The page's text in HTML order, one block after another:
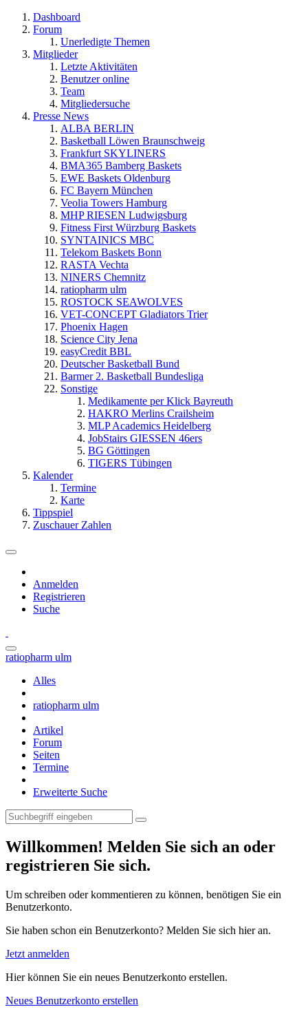
Dashboard
Forum
Unerledigte Themen
Mitglieder
Letzte Aktivitäten
Benutzer online
Team
Mitgliedersuche
Presse News
ALBA BERLIN
Basketball Löwen Braunschweig
Frankfurt SKYLINERS
BMA365 Bamberg Baskets
EWE Baskets Oldenburg
FC Bayern München
Veolia Towers Hamburg
MHP RIESEN Ludwigsburg
Fitness First Würzburg Baskets
SYNTAINICS MBC
Telekom Baskets Bonn
RASTA Vechta
NINERS Chemnitz
ratiopharm ulm
ROSTOCK SEAWOLVES
VET-CONCEPT Gladiators Trier
Phoenix Hagen
Science City Jena
easyCredit BBL
Deutscher Basketball Bund
Barmer 2. Basketball Bundesliga
Sonstige
Medikamente per Klick Bayreuth
HAKRO Merlins Crailsheim
MLP Academics Heidelberg
JobStairs GIESSEN 46ers
BG Göttingen
TIGERS Tübingen
Kalender
Termine
Karte
Tippspiel
Zuschauer Zahlen
Anmelden
Registrieren
Suche
ratiopharm ulm
Alles
ratiopharm ulm
Artikel
Forum
Seiten
Termine
Erweiterte Suche
Willkommen! Melden Sie sich an oder
registrieren Sie sich.
Um schreiben oder kommentieren zu können, benötigen Sie ein
Benutzerkonto.
Sie haben schon ein Benutzerkonto? Melden Sie sich hier an.
Jetzt anmelden
Hier können Sie ein neues Benutzerkonto erstellen.
Neues Benutzerkonto erstellen